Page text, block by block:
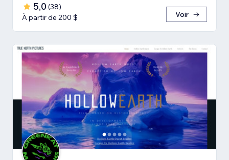
5,0 (38)
À partir de 200 $
Voir